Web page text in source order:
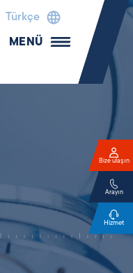
Türkçe
MENÜ
Bize ulaşın
Arayın
Hizmet